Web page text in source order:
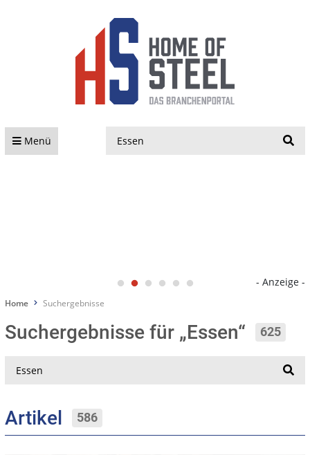
Menü
- Anzeige -
Home Suchergebnisse
Suchergebnisse für „Essen“ 625
Artikel 586